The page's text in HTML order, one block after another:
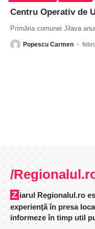
Centru Operativ de
Primăria comunei Jilava
Popescu Carmen
/
Ziarul Regionalul.ro este produsul unei echipe cu
experienţă în presa
informeze în timp util